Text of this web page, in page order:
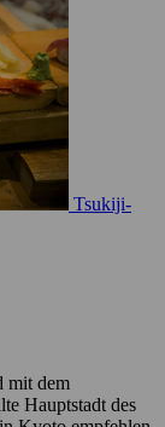
Tsukiji-
mit dem
Hauptstadt des